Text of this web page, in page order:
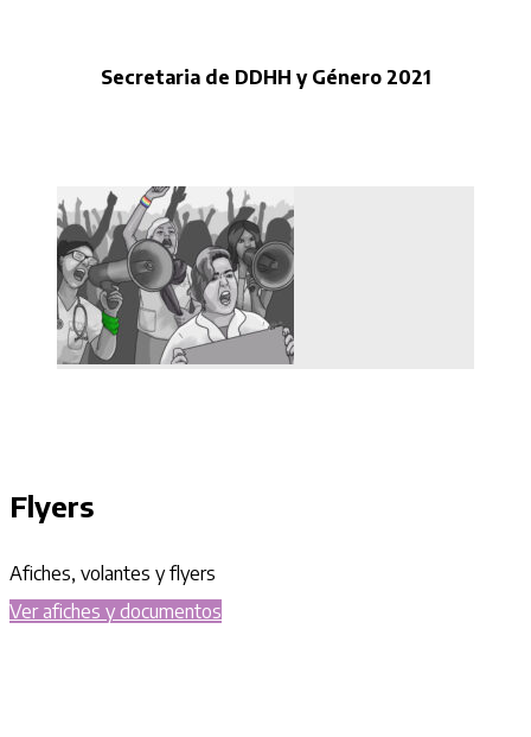
Secretaria de DDHH y Género 2021
Flyers
Afiches, volantes y flyers
Ver afiches y documentos